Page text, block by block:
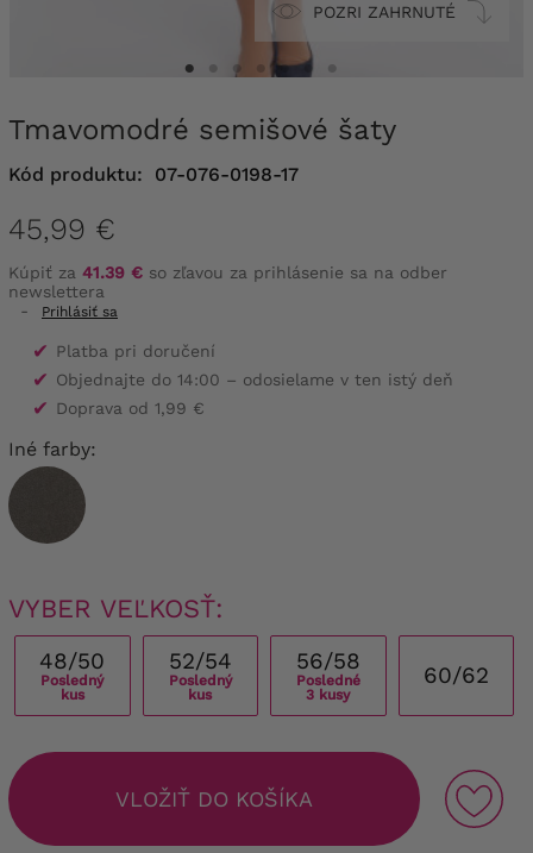
POZRI ZAHRNUTÉ
Tmavomodré semišové šaty
Kód produktu: 07-076-0198-17
45,99 €
Kúpiť za 41.39 € so zľavou za prihlásenie sa na odber
newslettera
-
Prihlásiť sa
✔ Platba pri doručení
✔ Objednajte do 14:00 – odosielame v ten istý deň
✔ Doprava od 1,99 €
Iné farby:
VYBER VEĽKOSŤ:
48/50
Posledný
kus
52/54
Posledný
kus
56/58
Posledné
3 kusy
60/62
VLOŽIŤ DO KOŠÍKA